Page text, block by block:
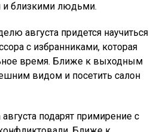
и близкими людьми.
августа придется научиться
с избранниками, которая
время. Ближе к выходным
видом и посетить салон
подарят примирение с